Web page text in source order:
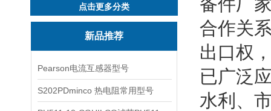
点击更多分类
新品推荐
Pearson电流互感器型号
S202PDminco 热电阻常用型号
合作关
出口权
已广泛
水利、